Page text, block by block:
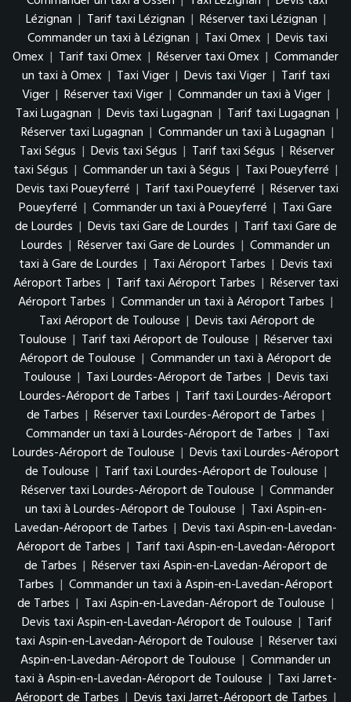
Lézignan | Tarif taxi Lézignan | Réserver taxi Lézignan |
Commander un taxi à Lézignan | Taxi Omex | Devis taxi
Omex | Tarif taxi Omex | Réserver taxi Omex | Commander
un taxi à Omex | Taxi Viger | Devis taxi Viger | Tarif taxi
Viger | Réserver taxi Viger | Commander un taxi à Viger |
Taxi Lugagnan | Devis taxi Lugagnan | Tarif taxi Lugagnan |
Réserver taxi Lugagnan | Commander un taxi à Lugagnan |
Taxi Ségus | Devis taxi Ségus | Tarif taxi Ségus | Réserver
taxi Ségus | Commander un taxi à Ségus | Taxi Poueyferré |
Devis taxi Poueyferré | Tarif taxi Poueyferré | Réserver taxi
Poueyferré | Commander un taxi à Poueyferré | Taxi Gare
de Lourdes | Devis taxi Gare de Lourdes | Tarif taxi Gare de
Lourdes | Réserver taxi Gare de Lourdes | Commander un
taxi à Gare de Lourdes | Taxi Aéroport Tarbes | Devis taxi
Aéroport Tarbes | Tarif taxi Aéroport Tarbes | Réserver taxi
Aéroport Tarbes | Commander un taxi à Aéroport Tarbes |
Taxi Aéroport de Toulouse | Devis taxi Aéroport de
Toulouse | Tarif taxi Aéroport de Toulouse | Réserver taxi
Aéroport de Toulouse | Commander un taxi à Aéroport de
Toulouse | Taxi Lourdes-Aéroport de Tarbes | Devis taxi
Lourdes-Aéroport de Tarbes | Tarif taxi Lourdes-Aéroport
de Tarbes | Réserver taxi Lourdes-Aéroport de Tarbes |
Commander un taxi à Lourdes-Aéroport de Tarbes | Taxi
Lourdes-Aéroport de Toulouse | Devis taxi Lourdes-Aéroport
de Toulouse | Tarif taxi Lourdes-Aéroport de Toulouse |
Réserver taxi Lourdes-Aéroport de Toulouse | Commander
un taxi à Lourdes-Aéroport de Toulouse | Taxi Aspin-en-
Lavedan-Aéroport de Tarbes | Devis taxi Aspin-en-Lavedan-
Aéroport de Tarbes | Tarif taxi Aspin-en-Lavedan-Aéroport
de Tarbes | Réserver taxi Aspin-en-Lavedan-Aéroport de
Tarbes | Commander un taxi à Aspin-en-Lavedan-Aéroport
de Tarbes | Taxi Aspin-en-Lavedan-Aéroport de Toulouse |
Devis taxi Aspin-en-Lavedan-Aéroport de Toulouse | Tarif
taxi Aspin-en-Lavedan-Aéroport de Toulouse | Réserver taxi
Aspin-en-Lavedan-Aéroport de Toulouse | Commander un
taxi à Aspin-en-Lavedan-Aéroport de Toulouse | Taxi Jarret-
Aéroport de Tarbes | Devis taxi Jarret-Aéroport de Tarbes |